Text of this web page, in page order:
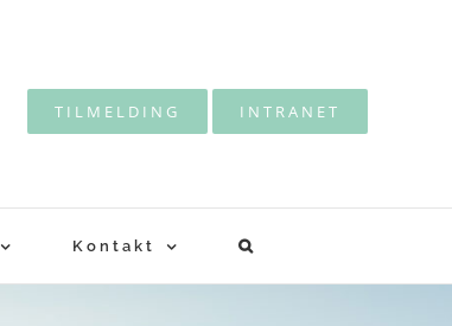
TILMELDING INTRANET
Kontakt